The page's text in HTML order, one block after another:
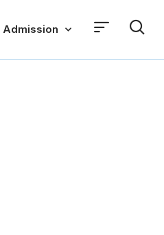
Admission